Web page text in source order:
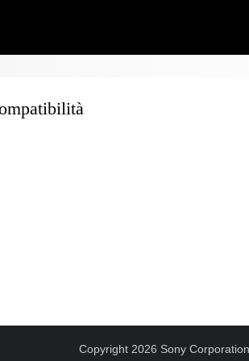
Copyright 2026 Sony Corporation